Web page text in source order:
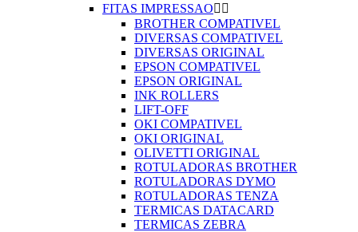
FITAS IMPRESSAO 
BROTHER COMPATIVEL
DIVERSAS COMPATIVEL
DIVERSAS ORIGINAL
EPSON COMPATIVEL
EPSON ORIGINAL
INK ROLLERS
LIFT-OFF
OKI COMPATIVEL
OKI ORIGINAL
OLIVETTI ORIGINAL
ROTULADORAS BROTHER
ROTULADORAS DYMO
ROTULADORAS TENZA
TERMICAS DATACARD
TERMICAS ZEBRA